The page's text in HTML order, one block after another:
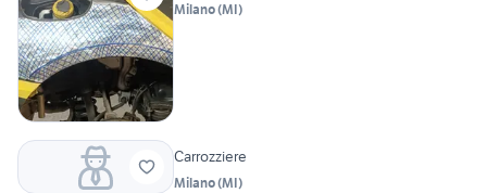
Milano(MI)
Carrozziere
Milano(MI)